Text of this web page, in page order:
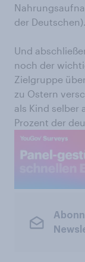
der Deutschen).
Und
noch der
Zielgruppe
zu Ostern
als Kind selber
Prozent der